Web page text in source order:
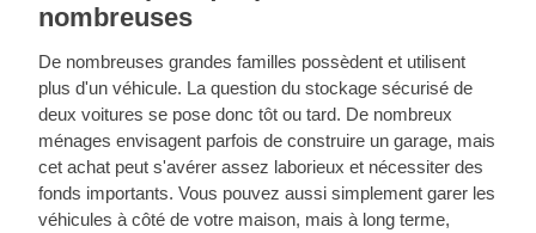
nombreuses
De nombreuses grandes familles possèdent et utilisent
plus d'un véhicule. La question du stockage sécurisé de
deux voitures se pose donc tôt ou tard. De nombreux
ménages envisagent parfois de construire un garage, mais
cet achat peut s'avérer assez laborieux et nécessiter des
fonds importants. Vous pouvez aussi simplement garer les
véhicules à côté de votre maison, mais à long terme,